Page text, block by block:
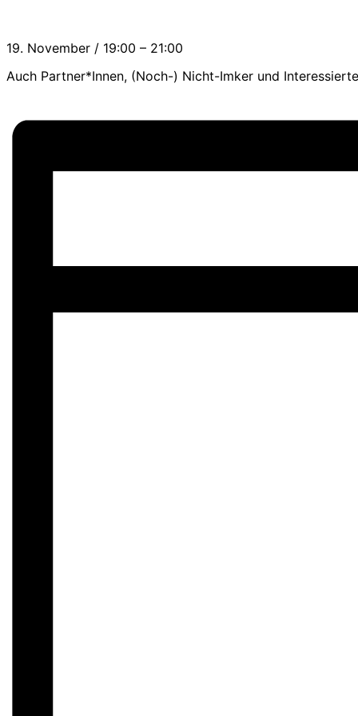
19. November / 19:00 – 21:00
Auch Partner*Innen, (Noch-) Nicht-Imker und